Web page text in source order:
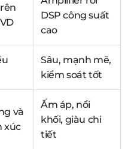
DSP công suất
cao
Sâu, mạnh mẽ,
kiểm soát tốt
và
xúc
Ấm áp, nổi
khối, giàu chi
tiết